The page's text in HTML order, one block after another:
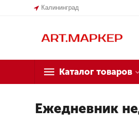
Калининград
Каталог товаров
Ежедневник